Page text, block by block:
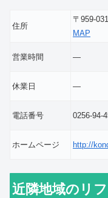
住所
〒959-
MAP
営業時間 ―
休業日 ―
電話番号 0256-94-
ホームページ http://
近隣地域のリ